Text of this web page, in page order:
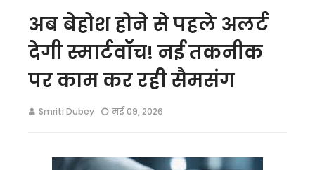
अब बेहोश होने से पहले अलर्ट
देगी स्मार्टवॉच! नई तकनीक
पर काम कर रही सैमसंग
Smriti Dubey मई 09, 2026